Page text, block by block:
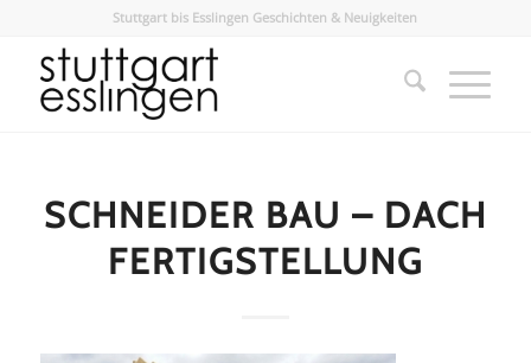
Stuttgart bis Esslingen Geschichten & Neuigkeiten
SCHNEIDER BAU – DACH
FERTIGSTELLUNG